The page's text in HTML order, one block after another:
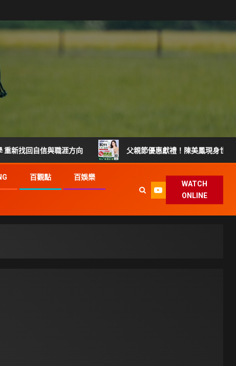
與職涯方向 父親節優惠獻禮！陳美鳳現身世貿樂齡展 8/8擔
百觀點 百娛樂
WATCH
ONLINE